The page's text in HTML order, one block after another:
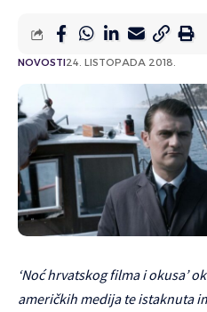
NOVOSTI24. LISTOPADA 2018.
‘Noć hrvatskog filma i okusa’
američkih medija te istaknuta